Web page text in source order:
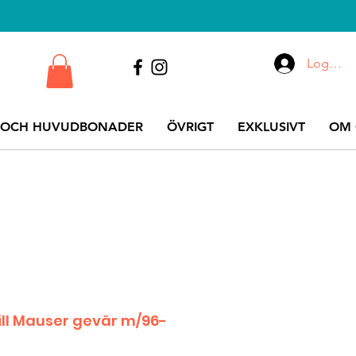
HUVUDBONADER ÖVRIGT EXKLUSIVT OM
Logga
Mauser gevär m/96-